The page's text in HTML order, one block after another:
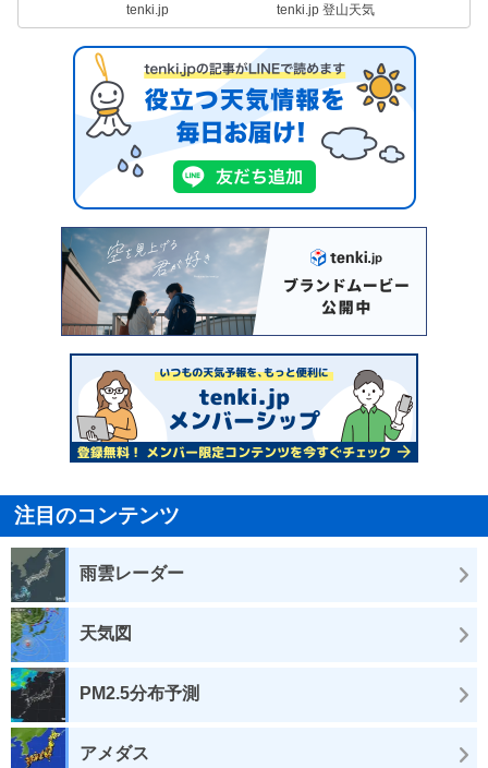
tenki.jp tenki.jp 登山天気
注目のコンテンツ
雨雲レーダー
天気図
PM2.5分布予測
アメダス